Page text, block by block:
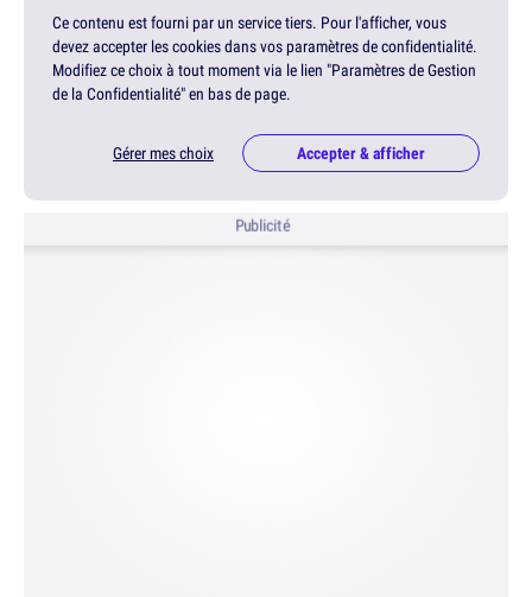
Ce contenu est fourni par un service tiers. Pour l'afficher, vous
devez accepter les cookies dans vos paramètres de confidentialité.
Modifiez ce choix à tout moment via le lien "Paramètres de Gestion
de la Confidentialité" en bas de page.
Gérer mes choix Accepter & afficher
Publicité